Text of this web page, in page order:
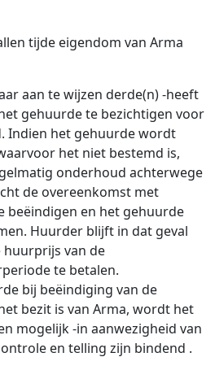
tijde eigendom van Arma
aan te wijzen derde(n) -heeft
gehuurde te bezichtigen voor
Indien het gehuurde wordt
het niet bestemd is,
onderhoud achterwege
de overeenkomst met
beëindigen en het gehuurde
Huurder blijft in dat geval
huurprijs van de
te betalen.
bij beëindiging van de
bezit is van Arma, wordt het
mogelijk -in aanwezigheid van
en telling zijn bindend .